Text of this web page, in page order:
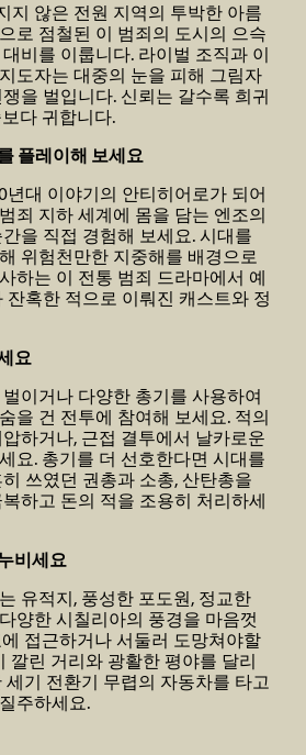
지 않은 전원 지역의 투박한 아름
로 점철된 이 범죄의 도시의 으슥
비를 이룹니다. 라이벌 조직과 이
도자는 대중의 눈을 피해 그림자
을 벌입니다. 신뢰는 갈수록 희귀
다 귀합니다.
플레이해 보세요
년대 이야기의 안티히어로가 되어
죄 지하 세계에 몸을 담는 엔조의
을 직접 경험해 보세요. 시대를
위험천만한 지중해를 배경으로
하는 이 전통 범죄 드라마에서 예
잔혹한 적으로 이뤄진 캐스트와 정
요
이거나 다양한 총기를 사용하여
을 건 전투에 참여해 보세요. 적의
하거나, 근접 결투에서 날카로운
요. 총기를 더 선호한다면 시대를
쓰였던 권총과 소총, 산탄총을
하고 돈의 적을 조용히 처리하세
비세요
유적지, 풍성한 포도원, 정교한
양한 시칠리아의 풍경을 마음껏
접근하거나 서둘러 도망쳐야할
깔린 거리와 광활한 평야를 달리
세기 전환기 무렵의 자동차를 타고
주하세요.